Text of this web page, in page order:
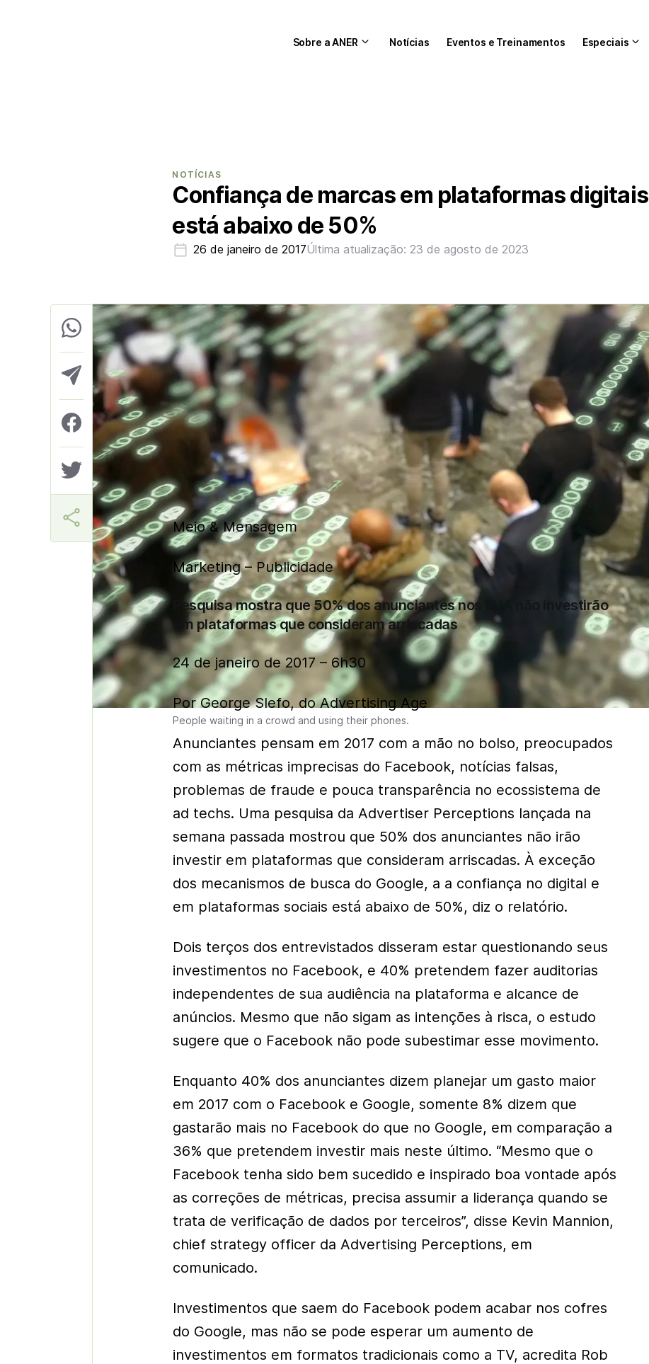
Sobre a ANER Notícias Eventos e Treinamentos Especiais
NOTÍCIAS
Confiança de marcas em plataformas digitais
está abaixo de 50%
26 de janeiro de 2017Última atualização: 23 de agosto de 2023
People waiting in a crowd and using their phones.
Aner
Meio & Mensagem
Marketing – Publicidade
Pesquisa mostra que 50% dos anunciantes nos EUA não investirão
em plataformas que consideram arriscadas
24 de janeiro de 2017 – 6h30
Por George Slefo, do Advertising Age
Anunciantes pensam em 2017 com a mão no bolso, preocupados
com as métricas imprecisas do Facebook, notícias falsas,
problemas de fraude e pouca transparência no ecossistema de
ad techs. Uma pesquisa da Advertiser Perceptions lançada na
semana passada mostrou que 50% dos anunciantes não irão
investir em plataformas que consideram arriscadas. À exceção
dos mecanismos de busca do Google, a a confiança no digital e
em plataformas sociais está abaixo de 50%, diz o relatório.
Dois terços dos entrevistados disseram estar questionando seus
investimentos no Facebook, e 40% pretendem fazer auditorias
independentes de sua audiência na plataforma e alcance de
anúncios. Mesmo que não sigam as intenções à risca, o estudo
sugere que o Facebook não pode subestimar esse movimento.
Enquanto 40% dos anunciantes dizem planejar um gasto maior
em 2017 com o Facebook e Google, somente 8% dizem que
gastarão mais no Facebook do que no Google, em comparação a
36% que pretendem investir mais neste último. “Mesmo que o
Facebook tenha sido bem sucedido e inspirado boa vontade após
as correções de métricas, precisa assumir a liderança quando se
trata de verificação de dados por terceiros”, disse Kevin Mannion,
chief strategy officer da Advertising Perceptions, em
comunicado.
Investimentos que saem do Facebook podem acabar nos cofres
do Google, mas não se pode esperar um aumento de
investimentos em formatos tradicionais como a TV, acredita Rob